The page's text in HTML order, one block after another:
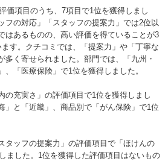
価項目のうち、7項目で1位を獲得しまし
フの対応」「スタッフの提案力」では2位以
はあるものの、高い評価を得ていることが3
す。クチコミでは、「提案力」や「丁寧な
多く寄せられました。部門では、「九州・
「医療保険」で1位を獲得しました。
の充実さ」の評価項目で1位を獲得しまし
」と「近畿」、商品別で「がん保険」で1位
タッフの提案力」の評価項目で「ほけんの
ました。1位を獲得した評価項目はないもの